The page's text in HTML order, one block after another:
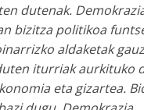
dutenak.
bizitza politikoa
aldaketak
iturriak aurkituko
eta gizartea.